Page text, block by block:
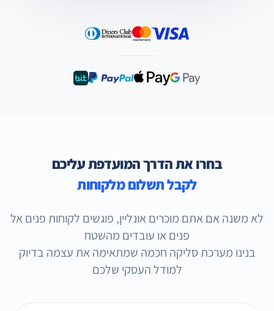
בחרו את הדרך המועדפת עליכם
לקבל תשלום מלקוחות
לא משנה אם אתם מוכרים אונליין, פוגשים לקוחות פנים אל
פנים או עובדים מהשטח
בנינו מערכת סליקה חכמה שמתאימה את עצמה בדיוק
למודל העסקי שלכם